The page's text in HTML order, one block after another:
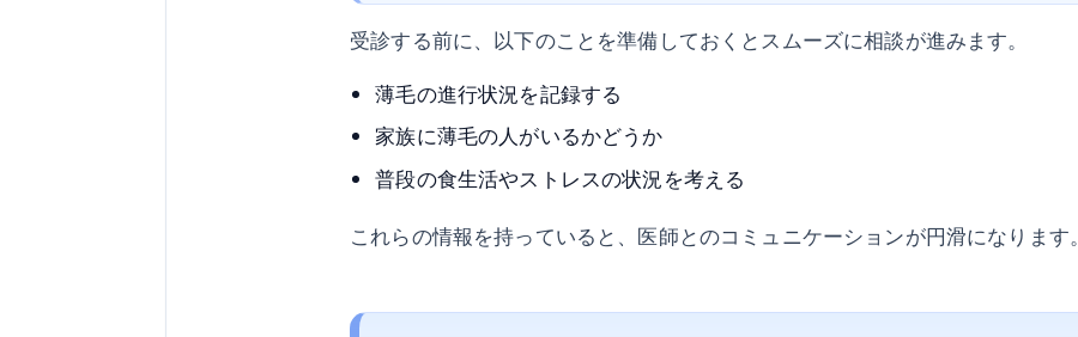
受診する前に、以下のことを準備しておくとスムーズに相談が進みます。
薄毛の進行状況を記録する
家族に薄毛の人がいるかどうか
普段の食生活やストレスの状況を考える
これらの情報を持っていると、医師とのコミュニケーションが円滑になります。